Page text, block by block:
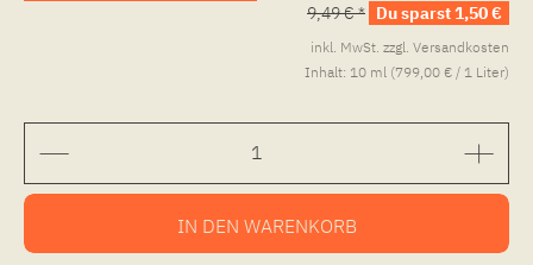
9,49 € * Du sparst 1,50 €
inkl. MwSt. zzgl. Versandkosten
Inhalt: 10 ml (799,00 € / 1 Liter)
IN DEN WARENKORB